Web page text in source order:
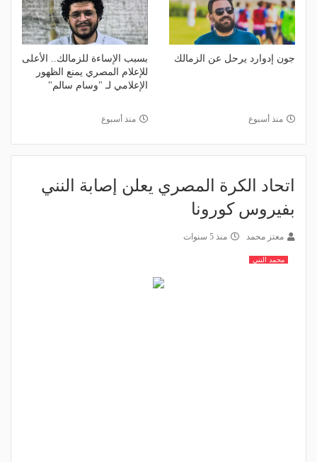
جون إدوارد يرحل عن الزمالك
منذ أسبوع
بسبب الإساءة للزمالك.. الأعلى
للإعلام المصري يمنع الظهور
الإعلامي لـ "وسام سالم"
منذ أسبوع
اتحاد الكرة المصري يعلن إصابة النني
بفيروس كورونا
معتز محمد منذ 5 سنوات
محمد النني